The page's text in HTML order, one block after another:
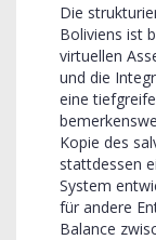
Die
Boliviens ist
virtuellen
und die
eine
Kopie des
stattdessen
System
für andere
Balance